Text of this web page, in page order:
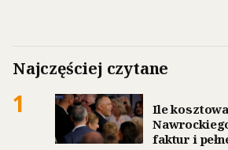
Najczęściej czytane
1
Ile
faktur i